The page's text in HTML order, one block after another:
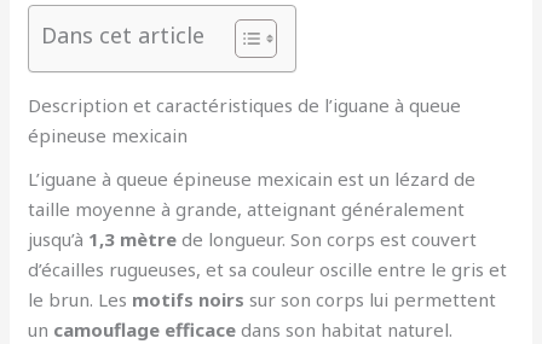
Dans cet article
Description et caractéristiques de l’iguane à queue
épineuse mexicain
L’iguane à queue épineuse mexicain est un lézard de
taille moyenne à grande, atteignant généralement
jusqu’à 1,3 mètre de longueur. Son corps est couvert
d’écailles rugueuses, et sa couleur oscille entre le gris et
le brun. Les motifs noirs sur son corps lui permettent
un camouflage efficace dans son habitat naturel.